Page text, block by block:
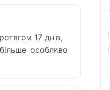
17 днів,
особливо